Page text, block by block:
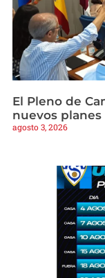
El Pleno de
nuevos
agosto 3, 2026